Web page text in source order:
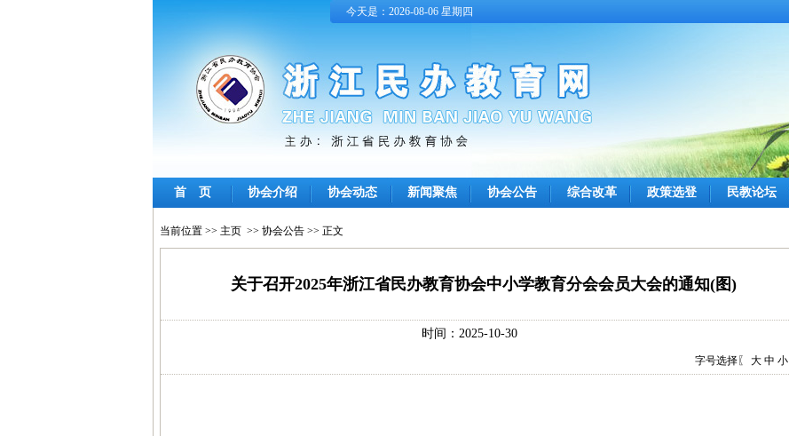
今天是：2026-08-06 星期四
首 页 协会介绍 协会动态 新闻聚焦 协会公告 综合改革 政策选登 民教论坛
当前位置 >> 主页 >> 协会公告 >> 正文
关于召开2025年浙江省民办教育协会中小学教育分会会员大会的通知(图)
时间：2025-10-30
字号选择〖 大 中 小